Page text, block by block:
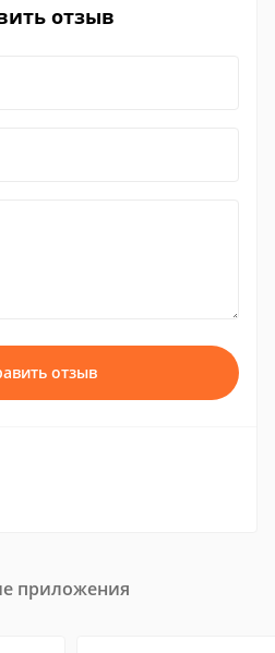
отзыв
отзыв
приложения